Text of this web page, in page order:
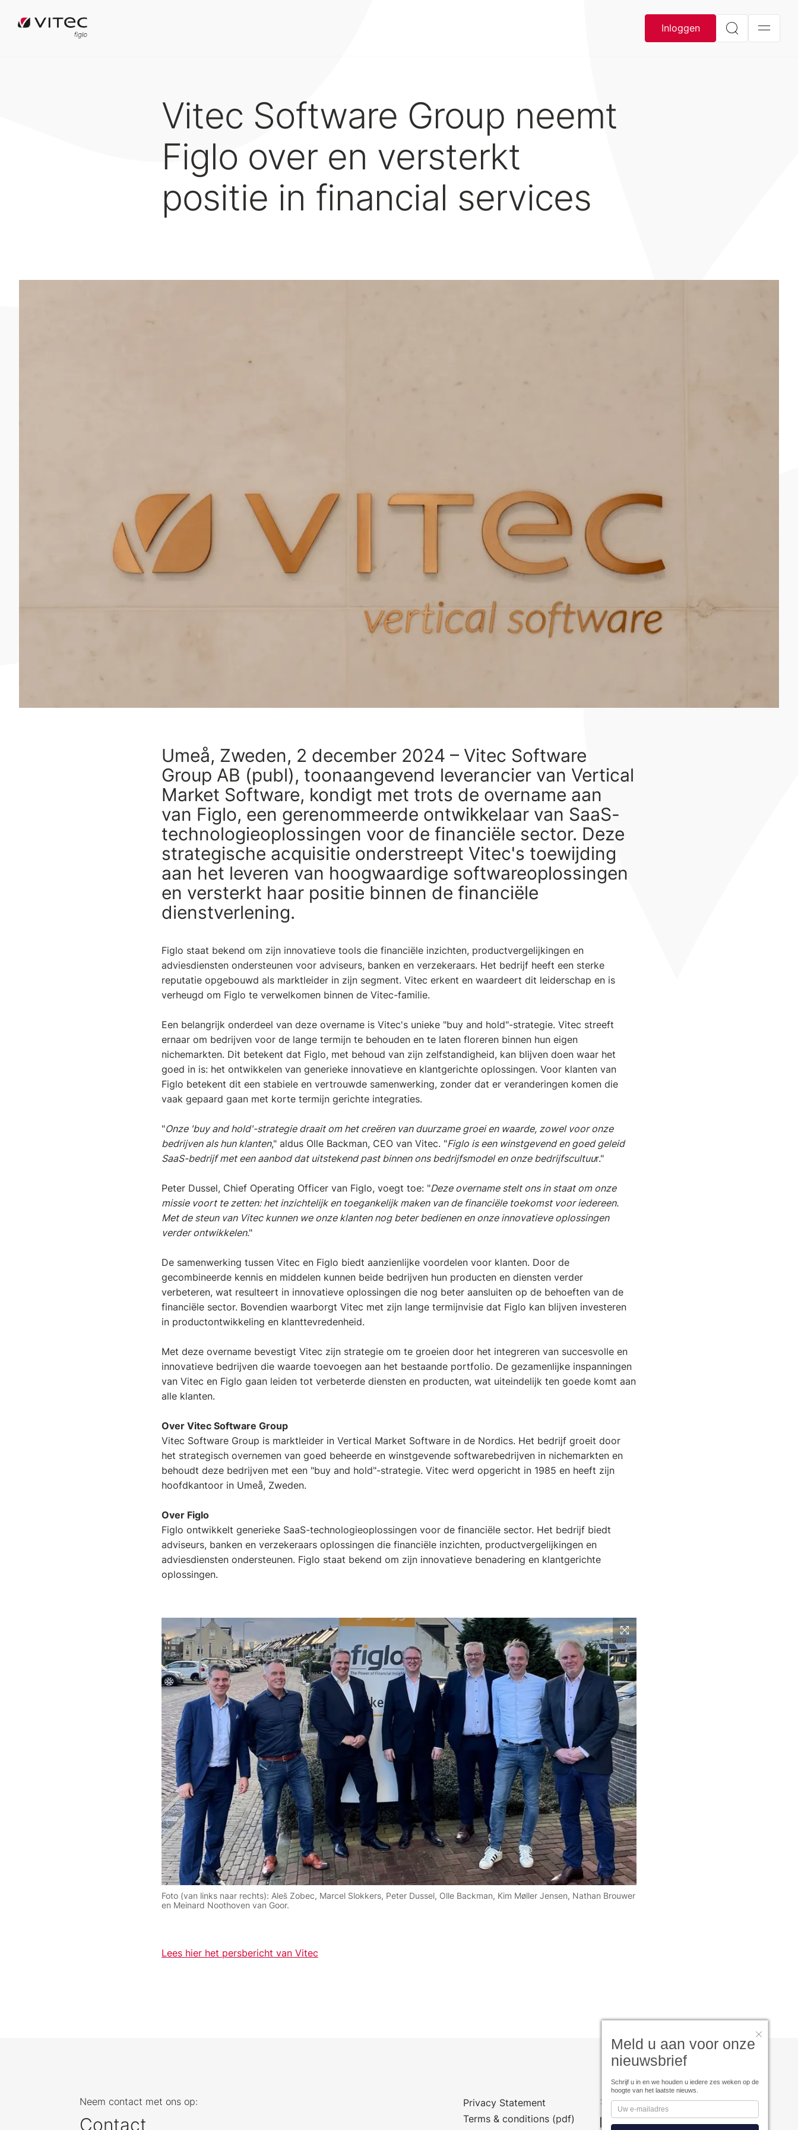
Inloggen
Vitec Software Group neemt
Figlo over en versterkt
positie in financial services
Umeå, Zweden, 2 december 2024 – Vitec Software
Group AB (publ), toonaangevend leverancier van Vertical
Market Software, kondigt met trots de overname aan
van Figlo, een gerenommeerde ontwikkelaar van SaaS-
technologieoplossingen voor de financiële sector. Deze
strategische acquisitie onderstreept Vitec's toewijding
aan het leveren van hoogwaardige softwareoplossingen
en versterkt haar positie binnen de financiële
dienstverlening.
Figlo staat bekend om zijn innovatieve tools die financiële inzichten, productvergelijkingen en
adviesdiensten ondersteunen voor adviseurs, banken en verzekeraars. Het bedrijf heeft een sterke
reputatie opgebouwd als marktleider in zijn segment. Vitec erkent en waardeert dit leiderschap en is
verheugd om Figlo te verwelkomen binnen de Vitec-familie.
Een belangrijk onderdeel van deze overname is Vitec's unieke "buy and hold"-strategie. Vitec streeft
ernaar om bedrijven voor de lange termijn te behouden en te laten floreren binnen hun eigen
nichemarkten. Dit betekent dat Figlo, met behoud van zijn zelfstandigheid, kan blijven doen waar het
goed in is: het ontwikkelen van generieke innovatieve en klantgerichte oplossingen. Voor klanten van
Figlo betekent dit een stabiele en vertrouwde samenwerking, zonder dat er veranderingen komen die
vaak gepaard gaan met korte termijn gerichte integraties.
"Onze 'buy and hold'-strategie draait om het creëren van duurzame groei en waarde, zowel voor onze
bedrijven als hun klanten," aldus Olle Backman, CEO van Vitec. "Figlo is een winstgevend en goed geleid
SaaS-bedrijf met een aanbod dat uitstekend past binnen ons bedrijfsmodel en onze bedrijfscultuur."
Peter Dussel, Chief Operating Officer van Figlo, voegt toe: "Deze overname stelt ons in staat om onze
missie voort te zetten: het inzichtelijk en toegankelijk maken van de financiële toekomst voor iedereen.
Met de steun van Vitec kunnen we onze klanten nog beter bedienen en onze innovatieve oplossingen
verder ontwikkelen."
De samenwerking tussen Vitec en Figlo biedt aanzienlijke voordelen voor klanten. Door de
gecombineerde kennis en middelen kunnen beide bedrijven hun producten en diensten verder
verbeteren, wat resulteert in innovatieve oplossingen die nog beter aansluiten op de behoeften van de
financiële sector. Bovendien waarborgt Vitec met zijn lange termijnvisie dat Figlo kan blijven investeren
in productontwikkeling en klanttevredenheid.
Met deze overname bevestigt Vitec zijn strategie om te groeien door het integreren van succesvolle en
innovatieve bedrijven die waarde toevoegen aan het bestaande portfolio. De gezamenlijke inspanningen
van Vitec en Figlo gaan leiden tot verbeterde diensten en producten, wat uiteindelijk ten goede komt aan
alle klanten.
Over Vitec Software Group
Vitec Software Group is marktleider in Vertical Market Software in de Nordics. Het bedrijf groeit door
het strategisch overnemen van goed beheerde en winstgevende softwarebedrijven in nichemarkten en
behoudt deze bedrijven met een "buy and hold"-strategie. Vitec werd opgericht in 1985 en heeft zijn
hoofdkantoor in Umeå, Zweden.
Over Figlo
Figlo ontwikkelt generieke SaaS-technologieoplossingen voor de financiële sector. Het bedrijf biedt
adviseurs, banken en verzekeraars oplossingen die financiële inzichten, productvergelijkingen en
adviesdiensten ondersteunen. Figlo staat bekend om zijn innovatieve benadering en klantgerichte
oplossingen.
Foto (van links naar rechts): Aleš Zobec, Marcel Slokkers, Peter Dussel, Olle Backman, Kim Møller Jensen, Nathan Brouwer
en Meinard Noothoven van Goor.
Lees hier het persbericht van Vitec
Neem contact met ons op:
Contact
Privacy Statement
Terms & conditions (pdf)
Social Media
Meld u aan voor onze
nieuwsbrief
Schrijf u in en we houden u iedere zes weken op de
hoogte van het laatste nieuws.